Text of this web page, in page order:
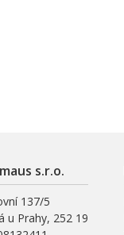
s.r.o.
137/5
u Prahy, 252 19